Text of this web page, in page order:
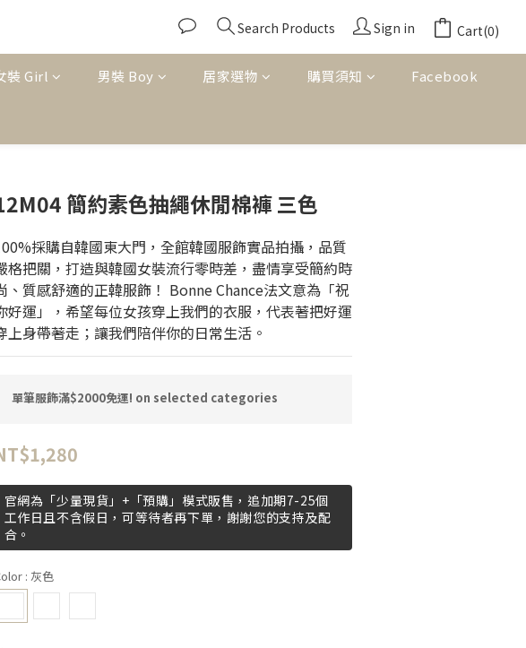
Search Products Sign in Cart(0)
裝 Girl 男裝 Boy 居家選物 購買須知 Facebook
簡約素色抽繩休閒棉褲 三色
採購自韓國東大門，全館韓國服飾實品拍攝，品質
格把關，打造與韓國女裝流行零時差，盡情享受簡約時
、質感舒適的正韓服飾！ Bonne Chance法文意為「祝
好運」，希望每位女孩穿上我們的衣服，代表著把好運
上身帶著走；讓我們陪伴你的日常生活。
單筆服飾滿$2000免運! on selected categories
官網為「少量現貨」+「預購」模式販售，追加期7-25個
工作日且不含假日，可等待者再下單，謝謝您的支持及配
合。
: 灰色